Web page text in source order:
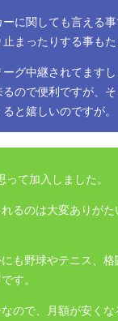
ーに関しても言える
止まったりする事もた
ーグ中継されてます
るので便利ですが、
と嬉しいのですが。
って加入しました。
るのは大変ありがた
も野球やテニス、格
す。
ので、月額が安くな